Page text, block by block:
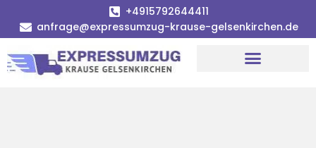
+4915792644411
anfrage@expressumzug-krause-gelsenkirchen.de